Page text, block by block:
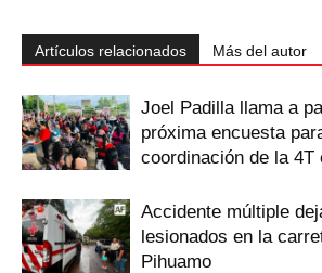
Artículos relacionados Más del autor
Joel Padilla llama a
próxima encuesta
coordinación de la 4T
Accidente múltiple
lesionados en la
Pihuamo